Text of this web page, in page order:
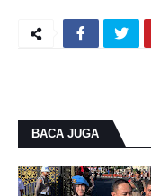
BACA JUGA